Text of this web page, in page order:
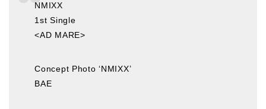
NMIXX
1st Single
<AD MARE>
Concept Photo ‘NMIXX’
BAE